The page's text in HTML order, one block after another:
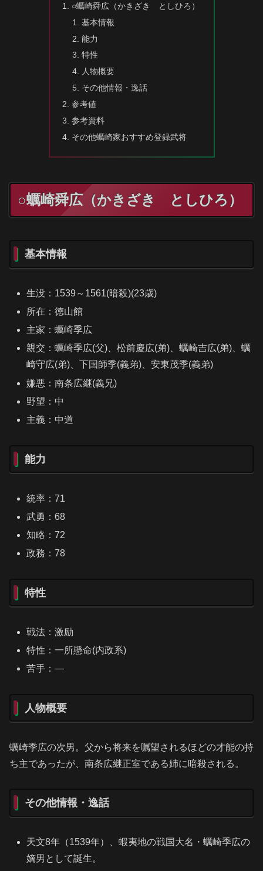
○蠣崎舜広（かきざき としひろ）
基本情報
能力
特性
人物概要
その他情報・逸話
参考値
参考資料
その他蠣崎家おすすめ登録武将
○蠣崎舜広（かきざき としひろ）
基本情報
生没：1539～1561(暗殺)(23歳)
所在：徳山館
主家：蠣崎季広
親交：蠣崎季広(父)、松前慶広(弟)、蠣崎吉広(弟)、蠣
崎守広(弟)、下国師季(義弟)、安東茂季(義弟)
嫌悪：南条広継(義兄)
野望：中
主義：中道
能力
統率：71
武勇：68
知略：72
政務：78
特性
戦法：激励
特性：一所懸命(内政系)
苦手：―
人物概要
蠣崎季広の次男。父から将来を嘱望されるほどの才能の持
ち主であったが、南条広継正室である姉に暗殺される。
その他情報・逸話
天文8年（1539年）、蝦夷地の戦国大名・蠣崎季広の
嫡男として誕生。